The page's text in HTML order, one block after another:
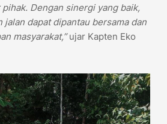
Dengan sinergi yang baik,
jalan dapat dipantau bersama dan
masyarakat,”ujar Kapten Eko